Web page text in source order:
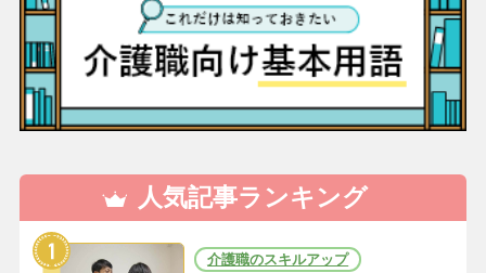
人気記事ランキング
介護職のスキルアップ